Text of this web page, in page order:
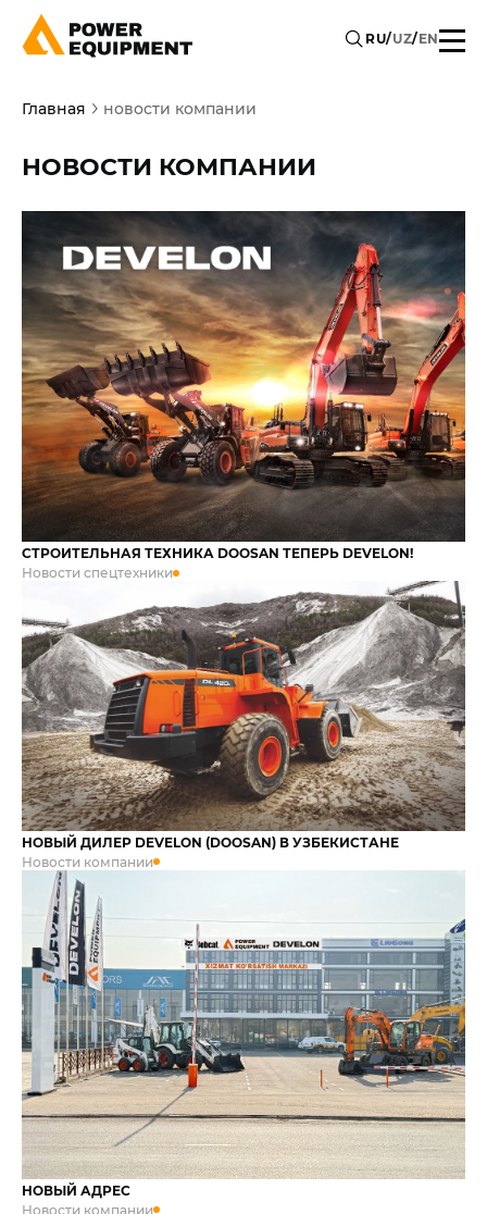
RU/UZ/EN
Главная новости компании
НОВОСТИ КОМПАНИИ
СТРОИТЕЛЬНАЯ ТЕХНИКА DOOSAN ТЕПЕРЬ DEVELON!
Новости спецтехники
НОВЫЙ ДИЛЕР DEVELON (DOOSAN) В УЗБЕКИСТАНЕ
Новости компании
НОВЫЙ АДРЕС
Новости компании